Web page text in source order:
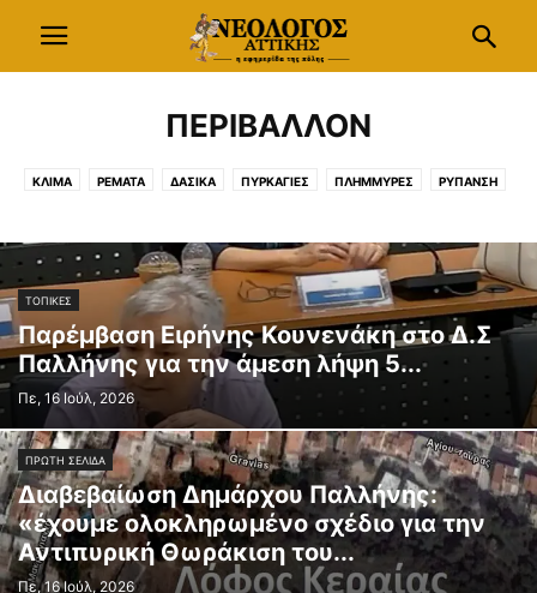
ΠΕΡΙΒΑΛΛΟΝ
ΚΛΙΜΑ ΡΕΜΑΤΑ ΔΑΣΙΚΑ ΠΥΡΚΑΓΙΕΣ ΠΛΗΜΜΥΡΕΣ ΡΥΠΑΝΣΗ
ΤΟΠΙΚΕΣ
Παρέμβαση Ειρήνης Κουνενάκη στο Δ.Σ
Παλλήνης για την άμεση λήψη 5...
Πε, 16 Ιούλ, 2026
ΠΡΩΤΗ ΣΕΛΙΔΑ
Διαβεβαίωση Δημάρχου Παλλήνης:
«έχουμε ολοκληρωμένο σχέδιο για την
Αντιπυρική Θωράκιση του...
Πε, 16 Ιούλ, 2026